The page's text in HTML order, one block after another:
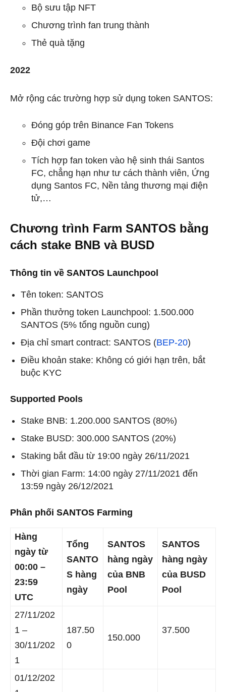
Bộ sưu tập NFT
Chương trình fan trung thành
Thẻ quà tặng
2022
Mở rộng các trường hợp sử dụng token SANTOS:
Đóng góp trên Binance Fan Tokens
Đội chơi game
Tích hợp fan token vào hệ sinh thái Santos
FC, chẳng hạn như tư cách thành viên, Ứng
dụng Santos FC, Nền tảng thương mại điện
tử,…
Chương trình Farm SANTOS bằng
cách stake BNB và BUSD
Thông tin về SANTOS Launchpool
Tên token: SANTOS
Phần thưởng token Launchpool: 1.500.000
SANTOS (5% tổng nguồn cung)
Địa chỉ smart contract: SANTOS (BEP-20)
Điều khoản stake: Không có giới hạn trên, bắt
buộc KYC
Supported Pools
Stake BNB: 1.200.000 SANTOS (80%)
Stake BUSD: 300.000 SANTOS (20%)
Staking bắt đầu từ 19:00 ngày 26/11/2021
Thời gian Farm: 14:00 ngày 27/11/2021 đến
13:59 ngày 26/12/2021
Phân phối SANTOS Farming
Hàng
ngày từ
00:00 –
23:59
UTC
Tổng
SANTO
S hàng
ngày
SANTOS
hàng ngày
của BNB
Pool
SANTOS
hàng ngày
của BUSD
Pool
27/11/202
1 –
30/11/202
1
187.50
0
150.000
37.500
01/12/202